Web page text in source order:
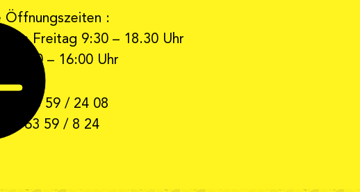
Öffnungszeiten :
bis Freitag 9:30 – 18.30 Uhr
9:30 – 16:00 Uhr
0 63 59 / 24 08
0 63 59 / 8 24